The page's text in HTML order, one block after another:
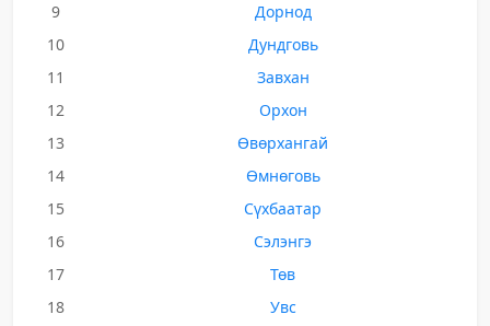
9
Дорнод
10
Дундговь
11
Завхан
12
Орхон
13
Өвөрхангай
14
Өмнөговь
15
Сүхбаатар
16
Сэлэнгэ
17
Төв
18
Увс